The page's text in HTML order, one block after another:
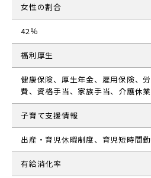
女性の割合
42％
福利厚生
健康保険、厚生年金、雇用保険、
費、資格手当、家族手当、介護休
子育て支援情報
出産・育児休暇制度、育児短時間
有給消化率